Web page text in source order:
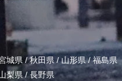
城県 /秋田県 /山形県/福島県
梨県/長野県